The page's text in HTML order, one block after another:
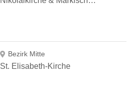
Bezirk Mitte
St. Elisabeth-Kirche